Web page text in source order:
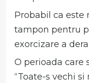
Probabil ca este
tampon pentru
exorcizare a
O perioada care
“Toate-s vechi si